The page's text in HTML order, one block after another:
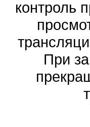
контроль
При